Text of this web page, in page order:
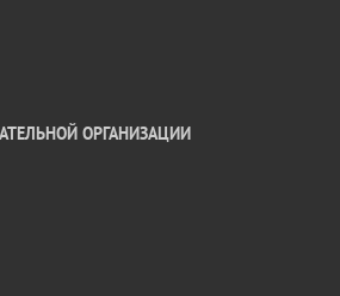
ОРГАНИЗАЦИИ